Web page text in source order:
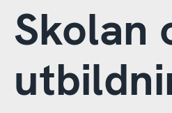
Skolan